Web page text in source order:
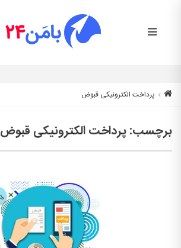
پرداخت الکترونیکی قبوض
برچسب:پرداخت الکترونیکی قبوض